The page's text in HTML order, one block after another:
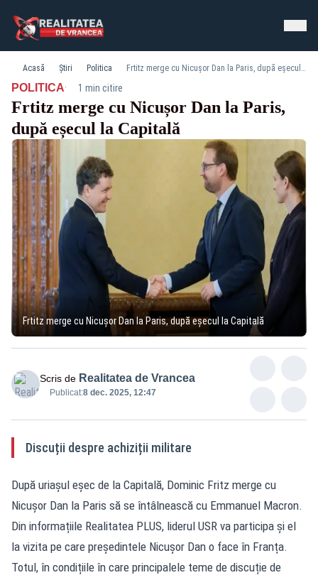
Acasă Știri Politica Frtitz merge cu Nicușor Dan la Paris, după eșecul la Capitală
POLITICA· 1 min citire
Frtitz merge cu Nicușor Dan la Paris,
după eșecul la Capitală
Frtitz merge cu Nicușor Dan la Paris, după eșecul la Capitală
Scris de Realitatea de Vrancea
Publicat:8 dec. 2025, 12:47
Discuții despre achiziții militare
După uriașul eșec de la Capitală, Dominic Fritz merge cu
Nicușor Dan la Paris să se întâlnească cu Emmanuel Macron.
Din informațiile Realitatea PLUS, liderul USR va participa și el
la vizita pe care președintele Nicușor Dan o face în Franța.
Totul, în condițiile în care principalele teme de discuție de